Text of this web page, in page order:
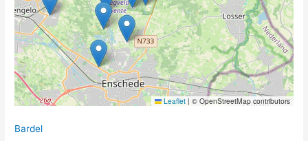
Leaflet | © OpenStreetMap contributors
Bardel